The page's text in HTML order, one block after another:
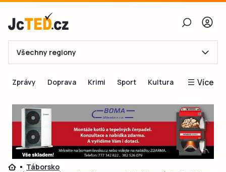
E-mail
Obnovit heslo
Přihlásit se
Všechny regiony
Zprávy Doprava Krimi Sport Kultura Více
Blogy
Inspirace
Čtenáři píší
Speciální přílohy
Táborsko